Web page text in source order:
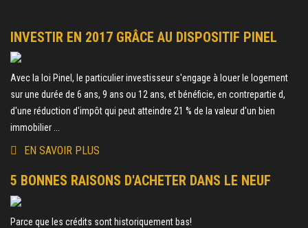
INVESTIR EN 2017 GRÂCE AU DISPOSITIF PINEL
Avec la loi Pinel, le particulier investisseur s'engage à louer le logement
sur une durée de 6 ans, 9 ans ou 12 ans, et bénéficie, en contrepartie d,
d'une réduction d'impôt qui peut atteindre 21 % de la valeur d'un bien
immobilier ...
EN SAVOIR PLUS
5 BONNES RAISONS D'ACHETER DANS LE NEUF
Parce que les crédits sont historiquement bas!